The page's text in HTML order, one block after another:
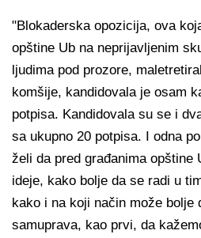
"Blokaderska opozicija, ova
opštine Ub na neprijavljenim
ljudima pod prozore,
komšije, kandidovala je osam
potpisa. Kandidovala su se i
sa ukupno 20 potpisa. I odna
želi da pred građanima opštine
ideje, kako bolje da se radi u
kako i na koji način može bolje
samuprava, kao prvi, da